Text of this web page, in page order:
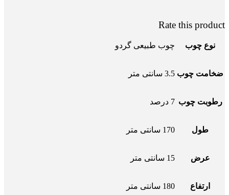
Rate this product
نوع چوب چوب طبیعی گردو
ضخامت چوب 3.5 سانتی متر
رطوبت چوب 7 درصد
طول 170 سانتی متر
عرض 15 سانتی متر
ارتفاع 180 سانتی متر